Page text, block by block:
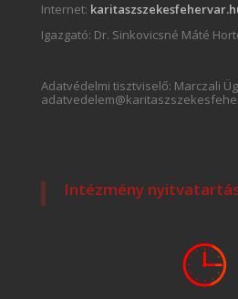
Internet:
Igazgató: Dr. Sinkovicsné Máté
Adatvédelmi tisztviselő: Marczali
Intézmény